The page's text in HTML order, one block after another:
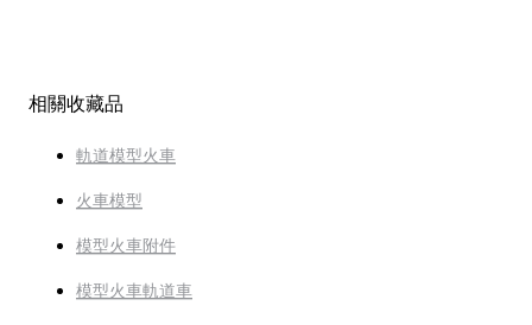
相關收藏品
軌道模型火車
火車模型
模型火車附件
模型火車軌道車